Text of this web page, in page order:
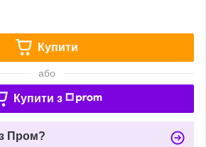
Купити
або
Купити з
Пром?